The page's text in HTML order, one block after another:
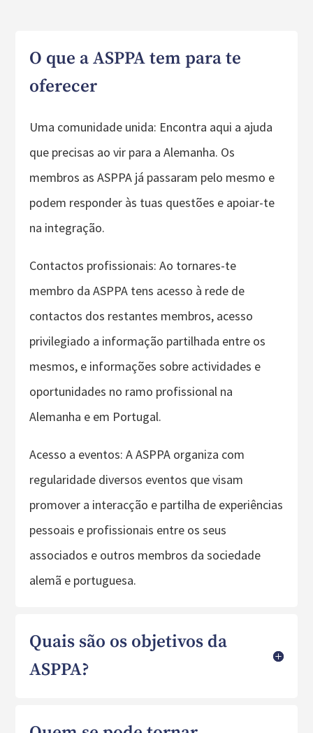
O que a ASPPA tem para te
oferecer
Uma comunidade unida: Encontra aqui a ajuda
que precisas ao vir para a Alemanha. Os
membros as ASPPA já passaram pelo mesmo e
podem responder às tuas questões e apoiar-te
na integração.
Contactos profissionais: Ao tornares-te
membro da ASPPA tens acesso à rede de
contactos dos restantes membros, acesso
privilegiado a informação partilhada entre os
mesmos, e informações sobre actividades e
oportunidades no ramo profissional na
Alemanha e em Portugal.
Acesso a eventos: A ASPPA organiza com
regularidade diversos eventos que visam
promover a interacção e partilha de experiências
pessoais e profissionais entre os seus
associados e outros membros da sociedade
alemã e portuguesa.
Quais são os objetivos da
ASPPA?